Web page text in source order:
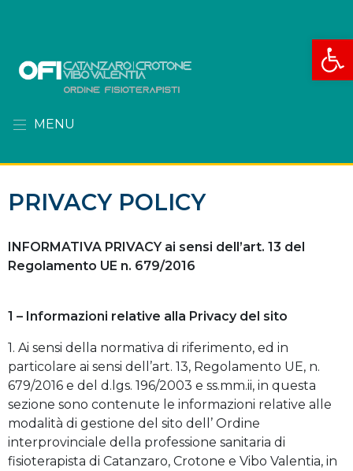
Apri
MENU
PRIVACY POLICY
INFORMATIVA PRIVACY ai sensi dell’art. 13 del
Regolamento UE n. 679/2016
1 – Informazioni relative alla Privacy del sito
1. Ai sensi della normativa di riferimento, ed in
particolare ai sensi dell’art. 13, Regolamento UE, n.
679/2016 e del d.lgs. 196/2003 e ss.mm.ii, in questa
sezione sono contenute le informazioni relative alle
modalità di gestione del sito dell’ Ordine
interprovinciale della professione sanitaria di
fisioterapista di Catanzaro, Crotone e Vibo Valentia, in